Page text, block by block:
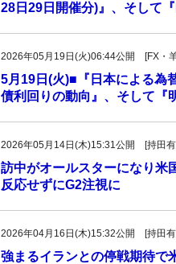
28日29日開催分)』、そして
2026年05月19日(火)06:44公開 [FX・
5月19日(火)■『日本による為
債利回りの動向』、そして
2026年05月14日(木)15:31公開 [持田
訪中がオールスターになり米
反応せずにG2注視に
2026年04月16日(木)15:32公開 [持田
強まるイランとの停戦期待で